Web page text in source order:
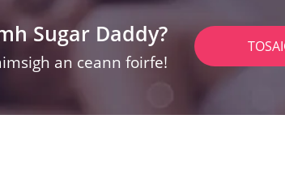
Sugar Daddy?
an ceann foirfe!